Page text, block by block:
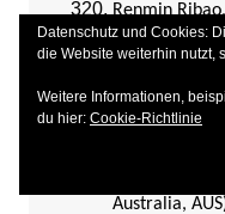
Renmin
The Standard
naharnet
National
National
Australia,
Datenschutz und Cookies:
die Website weiterhin nutzt,
Weitere Informationen,
du hier: Cookie-Richtlinie